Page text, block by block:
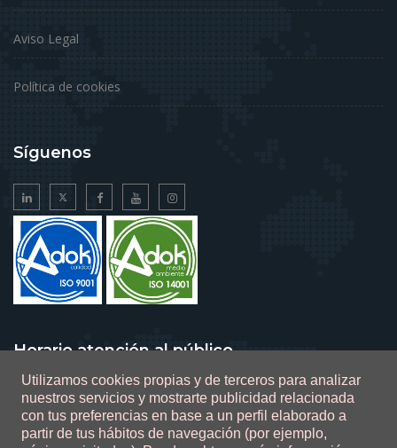
Utilizamos cookies propias y de terceros para analizar
nuestros servicios y mostrarte publicidad relacionada
con tus preferencias en base a un perfil elaborado a
partir de tus hábitos de navegación (por ejemplo,
Aviso Legal
Política de cookies
Síguenos
Horario atención al público
De lunes a viernes de 9 a 14 horas